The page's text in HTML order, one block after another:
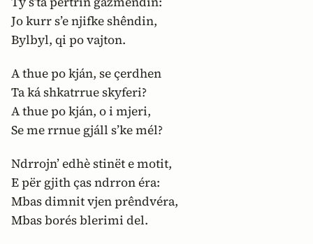
Jo kurr s’e njifke shêndin,
Bylbyl, qi po vajton.
A thue po kján, se çerdhen
Ta ká shkatrrue skyferi?
A thue po kján, o i mjeri,
Se me rrnue gjáll s’ke mél?
Ndrrojn’ edhè stinët e motit,
E për gjith ças ndrron éra:
Mbas dimnit vjen prêndvéra,
Mbas borés blerimi del.